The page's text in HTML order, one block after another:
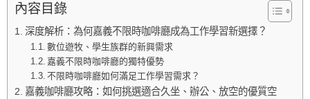
內容目錄
深度解析：為何嘉義不限時咖啡廳成為工作學習新選擇？
數位遊牧、學生族群的新興需求
嘉義不限時咖啡廳的獨特優勢
不限時咖啡廳如何滿足工作學習需求？
嘉義咖啡廳攻略：如何挑選適合久坐、辦公、放空的優質空